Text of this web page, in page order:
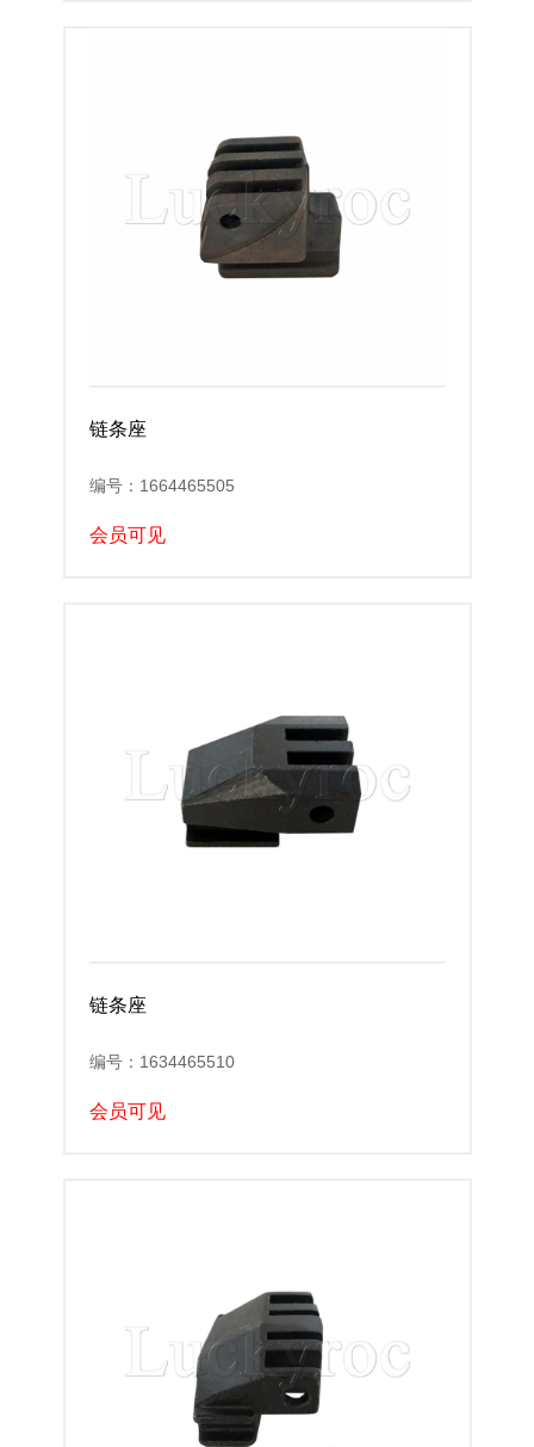
链条座
编号：1664465505
会员可见
链条座
编号：1634465510
会员可见